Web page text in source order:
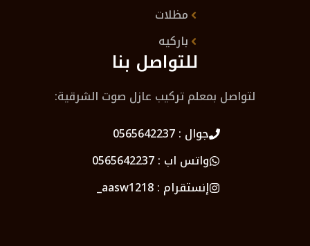
مظلات
باركيه
للتواصل بنا
لتواصل بمعلم تركيب عازل صوت الشرقية:
جوال :0565642237
واتس اب :0565642237
إنستقرام :aasw1218_